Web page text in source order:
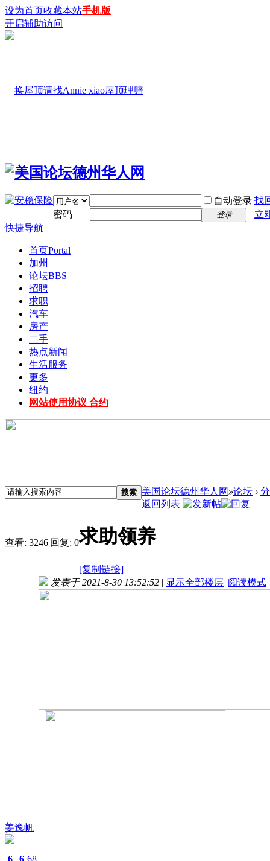
设为首页收藏本站手机版
开启辅助访问
自动登录 找
密码
登录
立
快捷导航
首页Portal
加州
论坛BBS
招聘
求职
汽车
房产
二手
热点新闻
生活服务
更多
纽约
网站使用协议 合约
搜索 美国论坛德州华人网 »论坛 ›
返回列表
查看: 3246|回复: 0求助领养
[复制链接]
姜逸帆
6 6 68
发表于 2021-8-30 13:52:52 | 显示全部楼层 |阅读模式